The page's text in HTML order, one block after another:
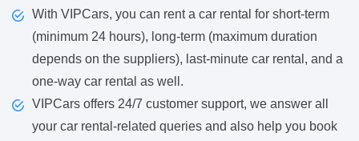
With VIPCars, you can rent a car rental for short-term
(minimum 24 hours), long-term (maximum duration
depends on the suppliers), last-minute car rental, and a
one-way car rental as well.
VIPCars offers 24/7 customer support, we answer all
your car rental-related queries and also help you book